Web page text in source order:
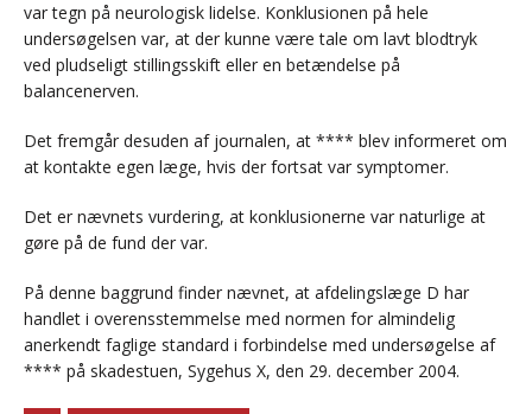
var tegn på neurologisk lidelse. Konklusionen på hele
undersøgelsen var, at der kunne være tale om lavt blodtryk
ved pludseligt stillingsskift eller en betændelse på
balancenerven.
Det fremgår desuden af journalen, at **** blev informeret om
at kontakte egen læge, hvis der fortsat var symptomer.
Det er nævnets vurdering, at konklusionerne var naturlige at
gøre på de fund der var.
På denne baggrund finder nævnet, at afdelingslæge D har
handlet i overensstemmelse med normen for almindelig
anerkendt faglige standard i forbindelse med undersøgelse af
**** på skadestuen, Sygehus X, den 29. december 2004.